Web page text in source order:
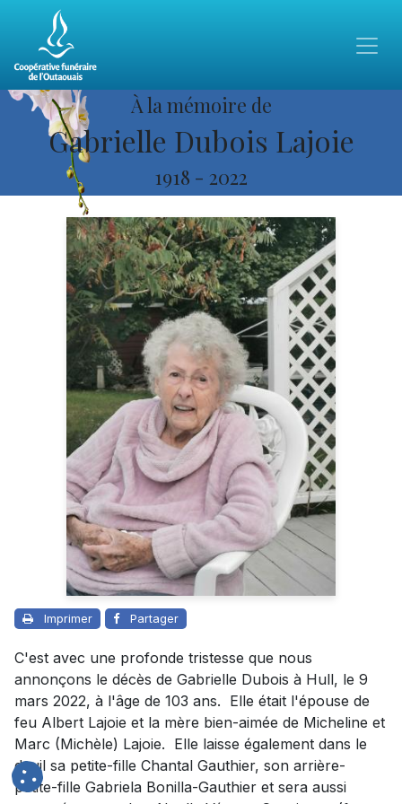
À la mémoire de
Gabrielle Dubois Lajoie
1918 - 2022
Imprimer Partager
C'est avec une profonde tristesse que nous
annonçons le décès de Gabrielle Dubois à Hull, le 9
mars 2022, à l'âge de 103 ans. Elle était l'épouse de
feu Albert Lajoie et la mère bien-aimée de Micheline et
Marc (Michèle) Lajoie. Elle laisse également dans le
deuil sa petite-fille Chantal Gauthier, son arrière-
petite-fille Gabriela Bonilla-Gauthier et sera aussi